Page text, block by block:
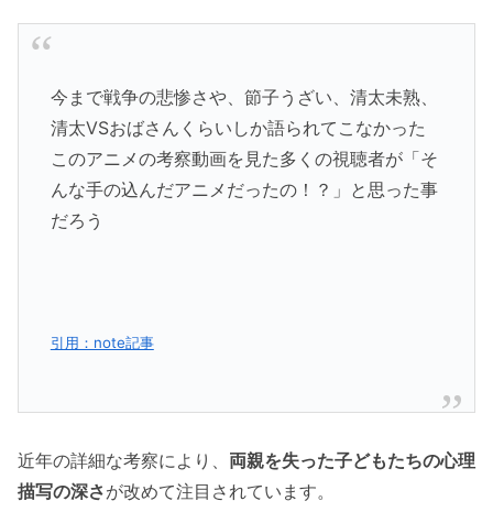
今まで戦争の悲惨さや、節子うざい、清太未熟、
清太VSおばさんくらいしか語られてこなかった
このアニメの考察動画を見た多くの視聴者が「そ
んな手の込んだアニメだったの！？」と思った事
だろう
引用：note記事
近年の詳細な考察により、 両親を失った子どもたちの心理
描写の深さが改めて注目されています。